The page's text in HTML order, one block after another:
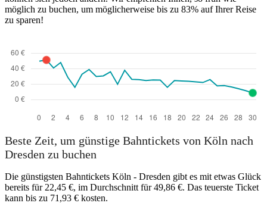
möglich zu buchen, um möglicherweise bis zu 83% auf Ihrer Reise
zu sparen!
Beste Zeit, um günstige Bahntickets von Köln nach
Dresden zu buchen
Die günstigsten Bahntickets Köln - Dresden gibt es mit etwas Glück
bereits für 22,45 €, im Durchschnitt für 49,86 €. Das teuerste Ticket
kann bis zu 71,93 € kosten.